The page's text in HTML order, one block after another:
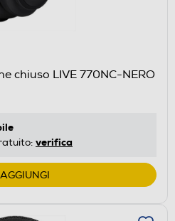
chiuso LIVE 770NC-NERO
verifica
AGGIUNGI